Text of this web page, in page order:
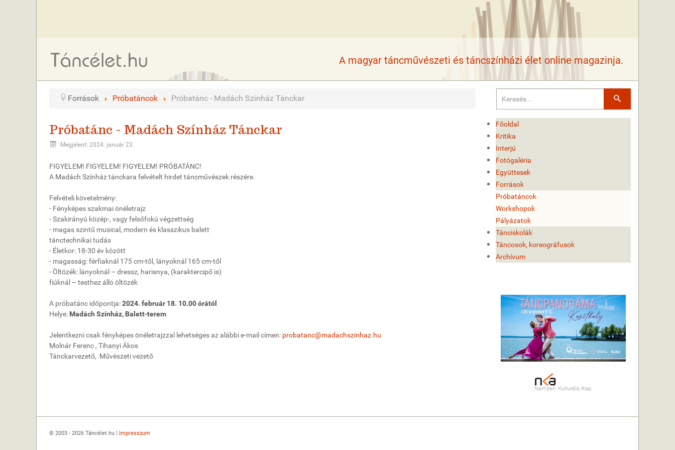
A magyar táncművészeti és táncszínházi élet online magazinja.
Források Próbatáncok Próbatánc - Madách Színház Tánckar
Próbatánc - Madách Színház Tánckar
Megjelent: 2024. január 23.
FIGYELEM! FIGYELEM! FIGYELEM! PRÓBATÁNC!
A Madách Színház tánckara felvételt hirdet táncművészek részére.
Felvételi követelmény:
- Fényképes szakmai önéletrajz
- Szakirányú közép-, vagy felsőfokú végzettség
- magas szintű musical, modern és klasszikus balett
tánctechnikai tudás
- Életkor: 18-30 év között
- magasság: férfiaknál 175 cm-től, lányoknál 165 cm-től
- Öltözék: lányoknál – dressz, harisnya, (karaktercipő is)
fiúknál – testhez álló öltözék
A próbatánc időpontja:2024. február 18. 10.00 órától
Helye: Madách Színház, Balett-terem
Jelentkezni csak fényképes önéletrajzzal lehetséges az alábbi e-mail címen: probatanc@madachszinhaz.hu
Molnár Ferenc , Tihanyi Ákos
Tánckarvezető, Művészeti vezető
Keresés
Főoldal
Kritika
Interjú
Fotógaléria
Együttesek
Források
Próbatáncok
Workshopok
Pályázatok
Tánciskolák
Táncosok, koreográfusok
Archívum
© 2003 - 2026 Táncélet.hu | Impresszum